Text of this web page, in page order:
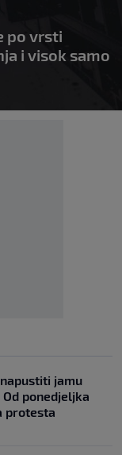
po vrsti
i visok samo
jamu
ponedjeljka
protesta